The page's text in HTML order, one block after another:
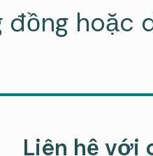
hoặc
Liên hệ với